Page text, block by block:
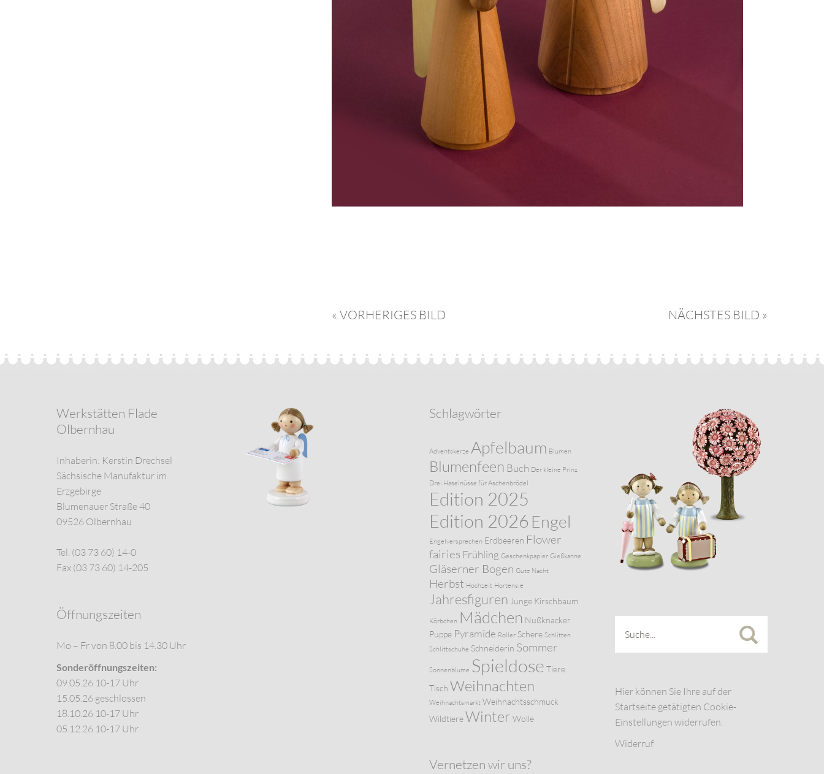
« VORHERIGES BILD NÄCHSTES BILD »
Werkstätten Flade
Olbernhau
Inhaberin: Kerstin Drechsel
Sächsische Manufaktur im
Erzgebirge
Blumenauer Straße 40
09526 Olbernhau
Tel. (03 73 60) 14-0
Fax (03 73 60) 14-205
Öffnungszeiten
Mo – Fr von 8.00 bis 14.30 Uhr
Sonderöffnungszeiten:
09.05.26 10-17 Uhr
15.05.26 geschlossen
18.10.26 10-17 Uhr
05.12.26 10-17 Uhr
Schlagwörter
Adventskerze Apfelbaum Blumen
Blumenfeen Buch Der kleine Prinz
Drei Haselnüsse für Aschenbrödel
Edition 2025
Edition 2026 Engel
Engelversprechen Erdbeeren Flower
fairies Frühling Geschenkpapier Gießkanne
Gläserner Bogen Gute Nacht
Herbst Hochzeit Hortensie
Jahresfiguren Junge Kirschbaum
Körbchen Mädchen Nußknacker
Puppe Pyramide Roller Schere Schlitten
Schlittschuhe Schneiderin Sommer
Sonnenblume Spieldose Tiere
Tisch Weihnachten
Weihnachtsmarkt Weihnachtsschmuck
Wildtiere Winter Wolle
Vernetzen wir uns?
Hier können Sie Ihre auf der
Startseite getätigten Cookie-
Einstellungen widerrufen.
Widerruf